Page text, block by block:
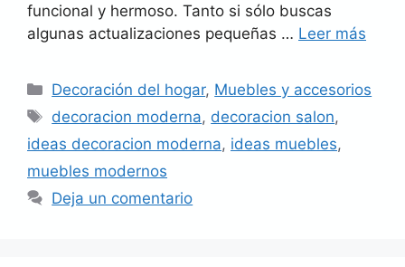
funcional y hermoso. Tanto si sólo buscas
algunas actualizaciones pequeñas … Leer más
Categorías
Decoración del hogar, Muebles y accesorios
Etiquetas
decoracion moderna, decoracion salon,
ideas decoracion moderna, ideas muebles,
muebles modernos
Deja un comentario